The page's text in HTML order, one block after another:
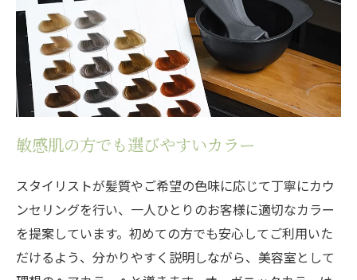
敏感肌の方でも選びやすいカラー
スタイリストが髪質やご希望の色味に応じて丁寧にカウ
ンセリングを行い、一人ひとりのお客様に適切なカラー
を提案しています。初めての方でも安心してご利用いた
だけるよう、分かりやすく説明しながら、美容室として